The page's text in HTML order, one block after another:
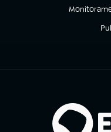
(abre em